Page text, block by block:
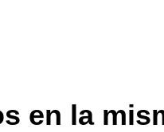
en la